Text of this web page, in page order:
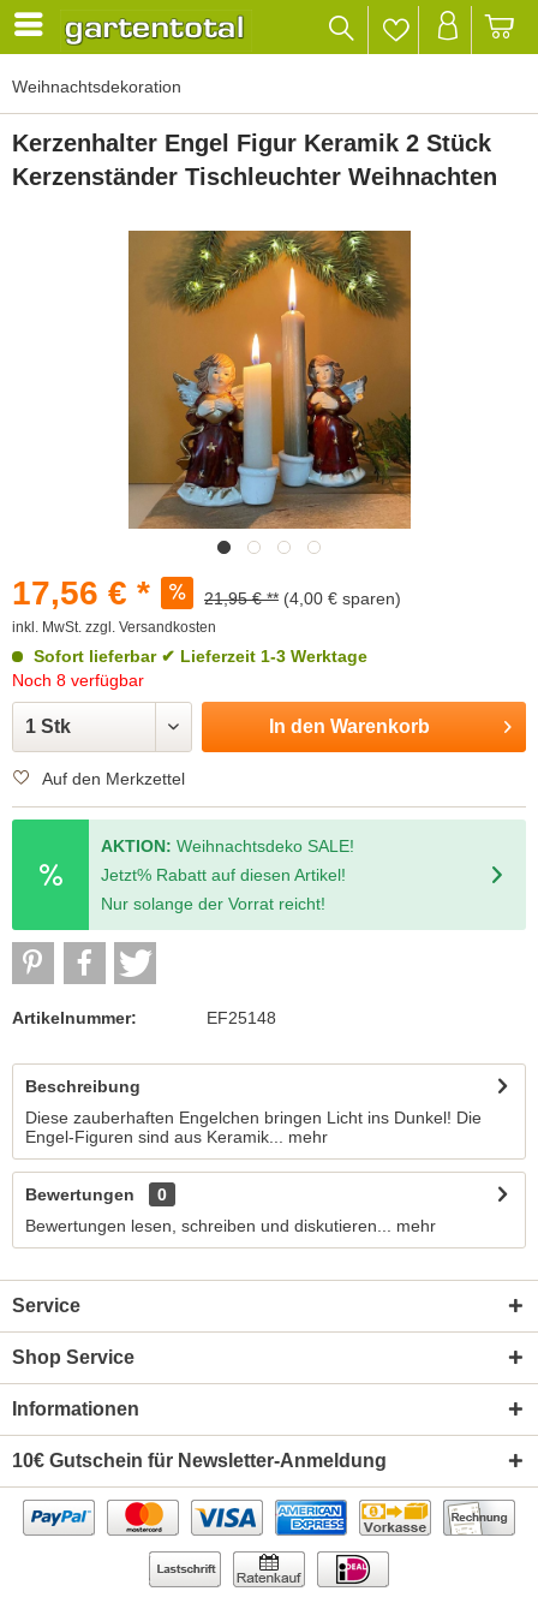
Weihnachtsdekoration
Kerzenhalter Engel Figur Keramik 2 Stück
Kerzenständer Tischleuchter Weihnachten
17,56 € * 21,95 € ** (4,00 € sparen)
inkl. MwSt. zzgl. Versandkosten
Sofort lieferbar✔ Lieferzeit 1-3 Werktage
Noch 8 verfügbar
In den Warenkorb
Auf den Merkzettel
AKTION:Weihnachtsdeko SALE!
Jetzt% Rabatt auf diesen Artikel!
Nur solange der Vorrat reicht!
Artikelnummer: EF25148
Beschreibung
Diese zauberhaften Engelchen bringen Licht ins Dunkel! Die
Engel-Figuren sind aus Keramik...
mehr
Bewertungen
0
Bewertungen lesen, schreiben und diskutieren...
mehr
Service
Shop Service
Informationen
10€ Gutschein für Newsletter-Anmeldung